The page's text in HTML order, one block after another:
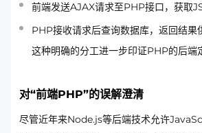
前端发送AJAX请求至PHP接口，获取
PHP接收请求后查询数据库，返回结果
这种明确的分工进一步印证PHP的后端
对“前端PHP”的误解澄清
尽管近年来Node.js等后端技术允许